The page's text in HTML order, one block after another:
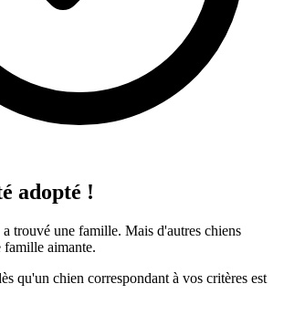
adopté !
trouvé une famille. Mais d'autres chiens
famille aimante.
qu'un chien correspondant à vos critères est